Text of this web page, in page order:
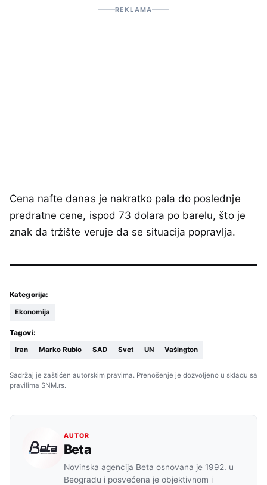
REKLAMA
Cena nafte danas je nakratko pala do poslednje
predratne cene, ispod 73 dolara po barelu, što je
znak da tržište veruje da se situacija popravlja.
Kategorija:
Ekonomija
Tagovi:
Iran Marko Rubio SAD Svet UN Vašington
Sadržaj je zaštićen autorskim pravima. Prenošenje je dozvoljeno u skladu sa
pravilima SNM.rs.
AUTOR
Beta
Novinska agencija Beta osnovana je 1992. u
Beogradu i posvećena je objektivnom i